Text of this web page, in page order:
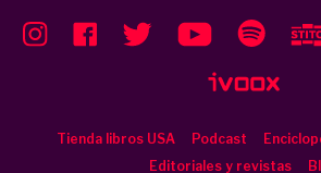
Tienda libros USA Podcast
Editoriales y revistas